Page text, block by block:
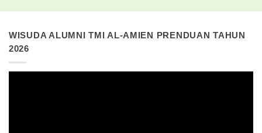
WISUDA ALUMNI TMI AL-AMIEN PRENDUAN TAHUN
2026